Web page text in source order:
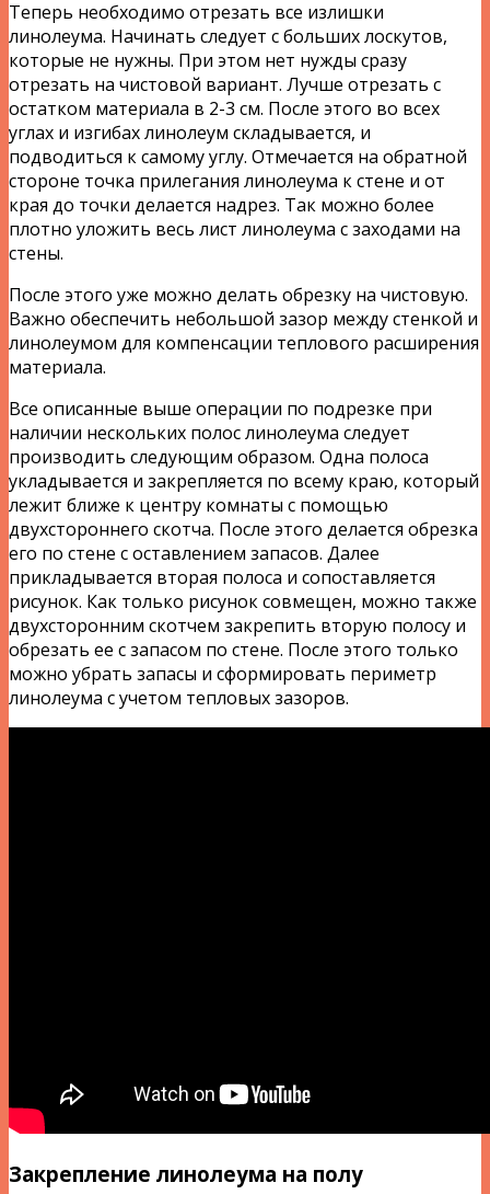
Теперь необходимо отрезать все излишки
линолеума. Начинать следует с больших лоскутов,
которые не нужны. При этом нет нужды сразу
отрезать на чистовой вариант. Лучше отрезать с
остатком материала в 2-3 см. После этого во всех
углах и изгибах линолеум складывается, и
подводиться к самому углу. Отмечается на обратной
стороне точка прилегания линолеума к стене и от
края до точки делается надрез. Так можно более
плотно уложить весь лист линолеума с заходами на
стены.
После этого уже можно делать обрезку на чистовую.
Важно обеспечить небольшой зазор между стенкой и
линолеумом для компенсации теплового расширения
материала.
Все описанные выше операции по подрезке при
наличии нескольких полос линолеума следует
производить следующим образом. Одна полоса
укладывается и закрепляется по всему краю, который
лежит ближе к центру комнаты с помощью
двухстороннего скотча. После этого делается обрезка
его по стене с оставлением запасов. Далее
прикладывается вторая полоса и сопоставляется
рисунок. Как только рисунок совмещен, можно также
двухсторонним скотчем закрепить вторую полосу и
обрезать ее с запасом по стене. После этого только
можно убрать запасы и сформировать периметр
линолеума с учетом тепловых зазоров.
Закрепление линолеума на полу